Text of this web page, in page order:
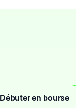
Débuter en bourse